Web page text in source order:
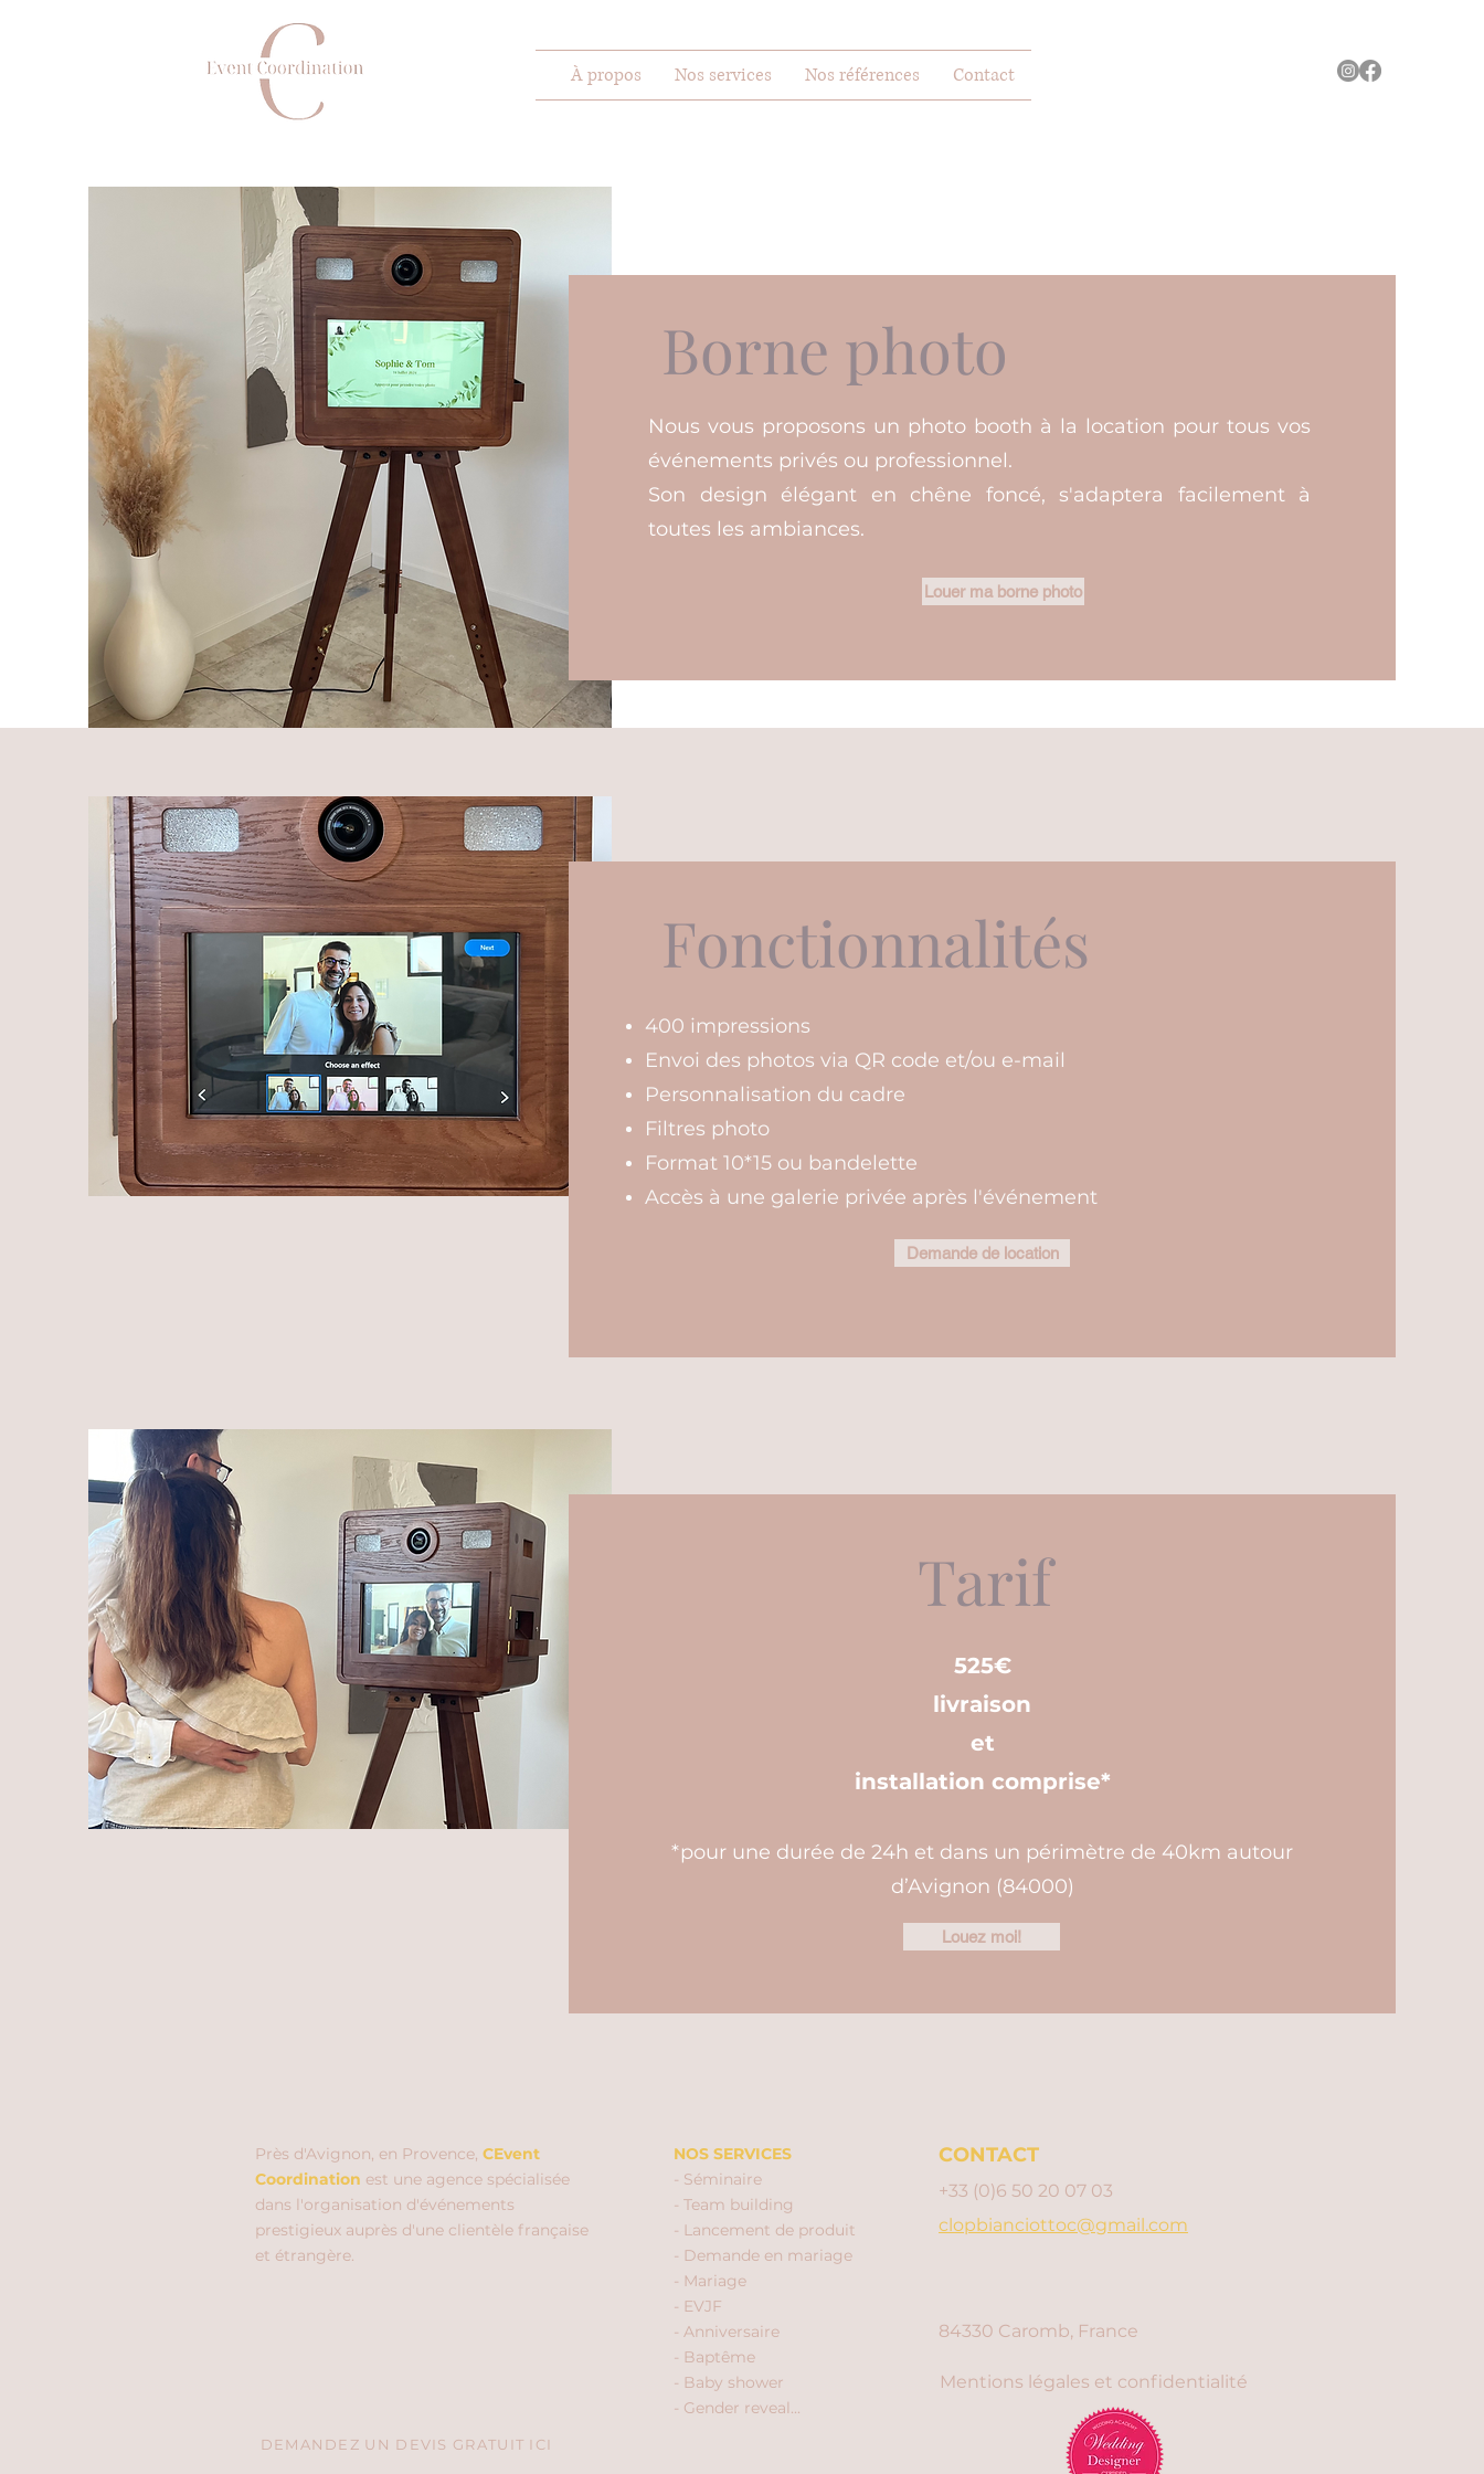
À propos Nos services Nos références Contact
Borne photo
Nous vous proposons un photo booth à la location pour tous vos
événements privés ou professionnel.
Son design élégant en chêne foncé, s'adaptera facilement à
toutes les ambiances.
Louer ma borne photo
Fonctionnalités
400 impressions
Envoi des photos via QR code et/ou e-mail
Personnalisation du cadre
Filtres photo
Format 10*15 ou bandelette
Accès à une galerie privée après l'événement
Demande de location
Tarif
525€
livraison
et
installation comprise*
*pour une durée de 24h et dans un périmètre de 40km autour
d’Avignon (84000)
Louez moi!
Près d'Avignon, en Provence, CEvent
Coordination est une agence spécialisée
dans l'organisation d'événements
prestigieux auprès d'une clientèle française
et étrangère.
DEMANDEZ UN DEVIS GRATUIT ICI
NOS SERVICES
- Séminaire
- Team building
- Lancement de produit
- Demande en mariage
- Mariage
- EVJF
- Anniversaire
- Baptême
- Baby shower
- Gender reveal...
CONTACT
+33 (0)6 50 20 07 03
clopbianciottoc@gmail.com
84330 Caromb, France
Mentions légales et confidentialité